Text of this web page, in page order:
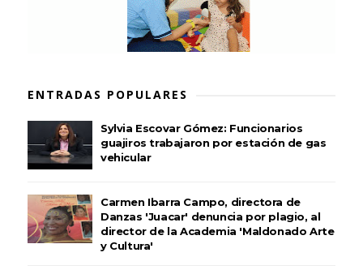
ENTRADAS POPULARES
Sylvia Escovar Gómez: Funcionarios
guajiros trabajaron por estación de gas
vehicular
Carmen Ibarra Campo, directora de
Danzas 'Juacar' denuncia por plagio, al
director de la Academia 'Maldonado Arte
y Cultura'